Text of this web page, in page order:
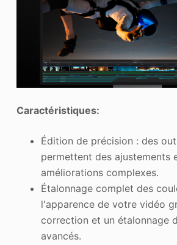
Caractéristiques:
Édition de précision : des
permettent des ajustements
améliorations complexes.
Étalonnage complet des
l'apparence de votre vidéo
correction et un étalonnage
avancés.